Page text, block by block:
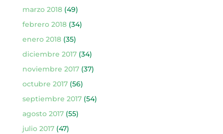
marzo 2018(49)
febrero 2018(34)
enero 2018(35)
diciembre 2017(34)
noviembre 2017(37)
octubre 2017(56)
septiembre 2017(54)
agosto 2017(55)
julio 2017(47)